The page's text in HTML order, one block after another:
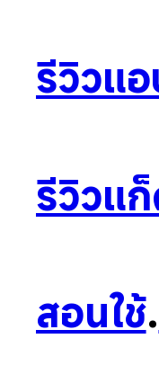
รีวิวแ
รีวิวแ
สอนใช้.